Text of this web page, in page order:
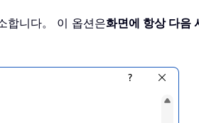
합니다。 이 옵션은화면에 항상 다음